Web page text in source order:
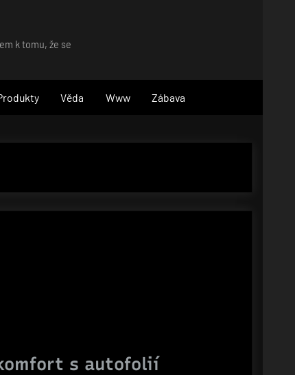
k tomu, že se
Věda Www Zábava
s autofolií